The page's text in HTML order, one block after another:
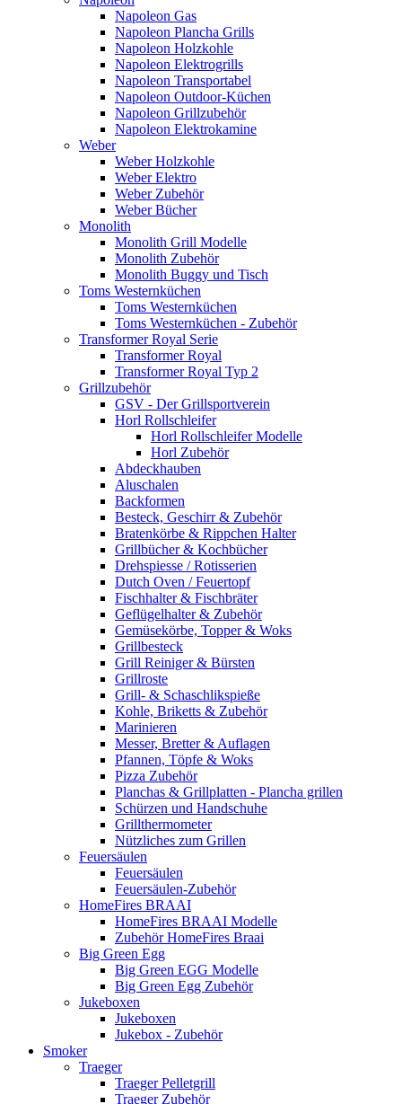
Napoleon Gas
Napoleon Plancha Grills
Napoleon Holzkohle
Napoleon Elektrogrills
Napoleon Transportabel
Napoleon Outdoor-Küchen
Napoleon Grillzubehör
Napoleon Elektrokamine
Weber
Weber Holzkohle
Weber Elektro
Weber Zubehör
Weber Bücher
Monolith
Monolith Grill Modelle
Monolith Zubehör
Monolith Buggy und Tisch
Toms Westernküchen
Toms Westernküchen
Toms Westernküchen - Zubehör
Transformer Royal Serie
Transformer Royal
Transformer Royal Typ 2
Grillzubehör
GSV - Der Grillsportverein
Horl Rollschleifer
Horl Rollschleifer Modelle
Horl Zubehör
Abdeckhauben
Aluschalen
Backformen
Besteck, Geschirr & Zubehör
Bratenkörbe & Rippchen Halter
Grillbücher & Kochbücher
Drehspiesse / Rotisserien
Dutch Oven / Feuertopf
Fischhalter & Fischbräter
Geflügelhalter & Zubehör
Gemüsekörbe, Topper & Woks
Grillbesteck
Grill Reiniger & Bürsten
Grillroste
Grill- & Schaschlikspieße
Kohle, Briketts & Zubehör
Marinieren
Messer, Bretter & Auflagen
Pfannen, Töpfe & Woks
Pizza Zubehör
Planchas & Grillplatten - Plancha grillen
Schürzen und Handschuhe
Grillthermometer
Nützliches zum Grillen
Feuersäulen
Feuersäulen
Feuersäulen-Zubehör
HomeFires BRAAI
HomeFires BRAAI Modelle
Zubehör HomeFires Braai
Big Green Egg
Big Green EGG Modelle
Big Green Egg Zubehör
Jukeboxen
Jukeboxen
Jukebox - Zubehör
Smoker
Traeger
Traeger Pelletgrill
Traeger Zubehör